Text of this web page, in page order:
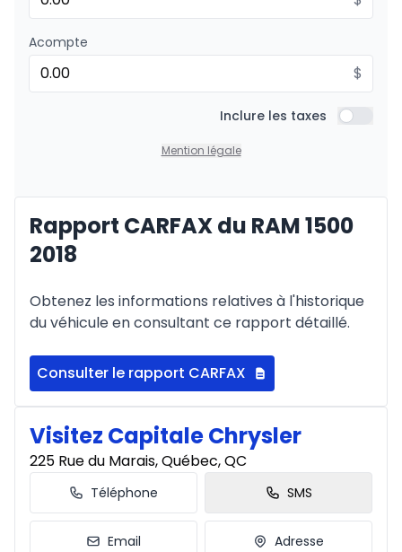
Acompte
$
Inclure les taxes Inclure
Mention légale
Rapport CARFAX du RAM 1500
2018
Obtenez les informations relatives à l'historique
du véhicule en consultant ce rapport détaillé.
Consulter le rapport CARFAX
Visitez Capitale Chrysler
225 Rue du Marais, Québec, QC
Téléphone SMS
Email Adresse